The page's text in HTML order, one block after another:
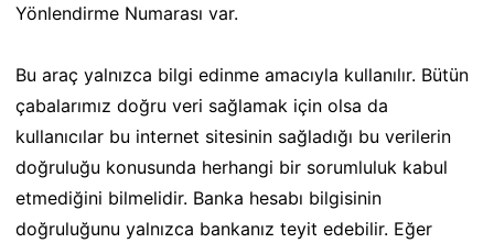
Yönlendirme Numarası var.
Bu araç yalnızca bilgi edinme amacıyla kullanılır. Bütün
çabalarımız doğru veri sağlamak için olsa da
kullanıcılar bu internet sitesinin sağladığı bu verilerin
doğruluğu konusunda herhangi bir sorumluluk kabul
etmediğini bilmelidir. Banka hesabı bilgisinin
doğruluğunu yalnızca bankanız teyit edebilir. Eğer